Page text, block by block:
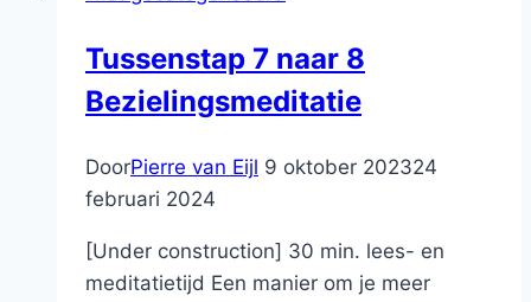
Tussenstap 7 naar 8
Bezielingsmeditatie
DoorPierre van Eijl 9 oktober 202324
februari 2024
[Under construction] 30 min. lees- en
meditatietijd Een manier om je meer